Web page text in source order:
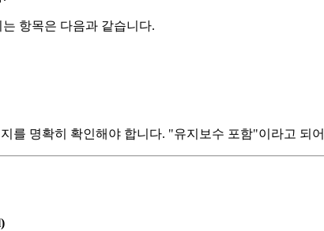
항목은 다음과 같습니다.
를 명확히 확인해야 합니다. "유지보수 포함"이라고 되